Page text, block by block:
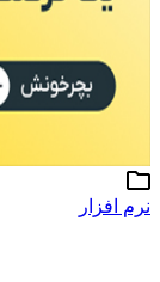
نرم افزار